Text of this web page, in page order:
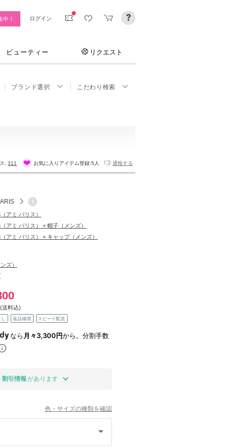
中！ ログイン
ビューティー リクエスト
ブランド選択 こだわり検索
ス:311 お気に入りアイテム登録:5人 通報する
i
アミ パリス）
アミ パリス） × 帽子（メンズ）
アミ パリス） × キャップ（メンズ）
ズ）
送料込)
返品補償 スピード配送
なら月々3,300円から。分割手数
割引情報 があります
色・サイズの種類を確認